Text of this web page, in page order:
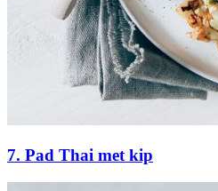
7. Pad Thai met kip